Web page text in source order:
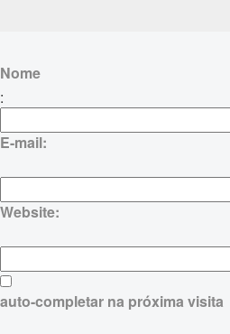
Nome
:
E-mail:
Website:
auto-completar na próxima visita